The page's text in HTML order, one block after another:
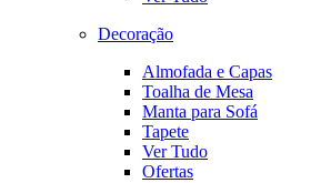
Decoração
Almofada e Capas
Toalha de Mesa
Manta para Sofá
Tapete
Ver Tudo
Ofertas